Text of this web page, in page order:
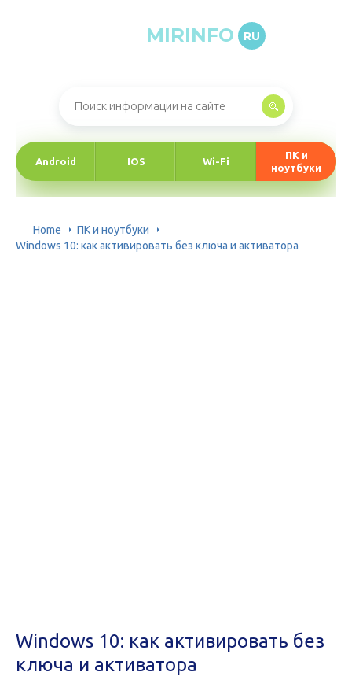
MIRINFO RU
Android IOS Wi-Fi
ПК и
ноутбуки
Home
ПК и ноутбуки
Windows 10: как активировать без ключа и активатора
Windows 10: как активировать без
ключа и активатора